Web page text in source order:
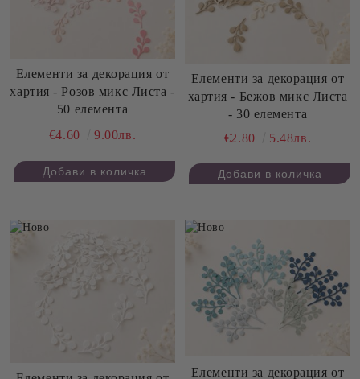
Елементи за декорация от
хартия - Розов микс Листа -
50 елемента
€4.60
9.00лв.
Елементи за декорация от
хартия - Бежов микс Листа
- 30 елемента
€2.80
5.48лв.
Елементи за декорация от